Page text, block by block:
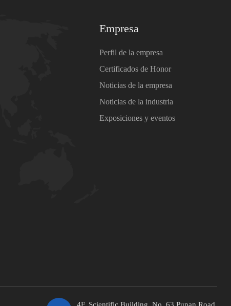
Empresa
Perfil de la empresa
Certificados de Honor
Noticias de la empresa
Noticias de la industria
Exposiciones y eventos